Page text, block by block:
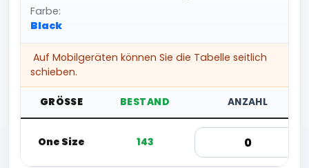
Farbe:
Black
Auf Mobilgeräten können Sie die Tabelle seitlich
schieben.
GRÖSSE BESTAND ANZAHL
One Size 143